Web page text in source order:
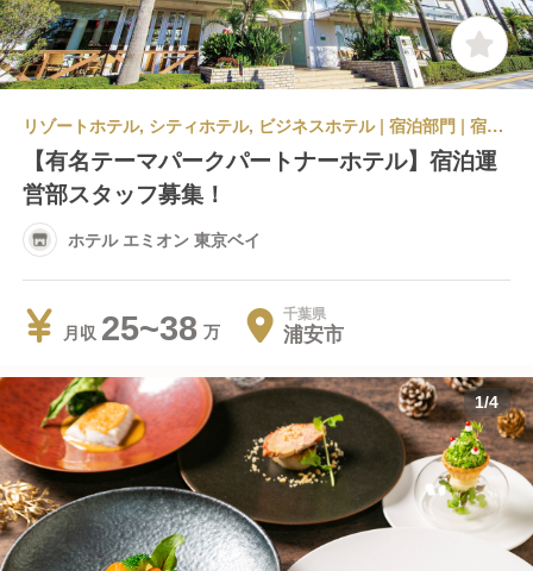
リゾートホテル, シティホテル, ビジネスホテル | 宿泊部門 | 宿泊全般 | ホテル エミオン 東京ベイ
【有名テーマパークパートナーホテル】宿泊運
営部スタッフ募集！
ホテル エミオン 東京ベイ
月収 25~38 千葉県
浦安市
1/4